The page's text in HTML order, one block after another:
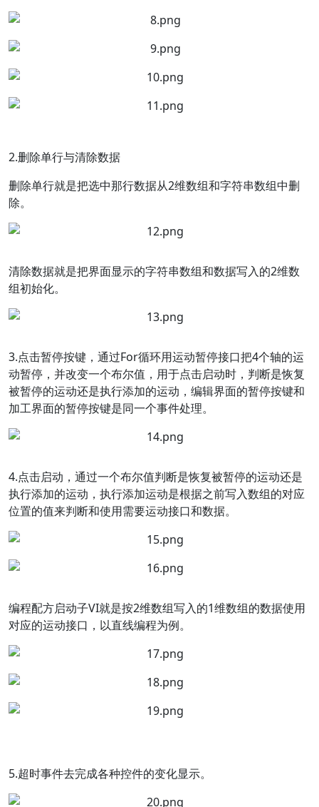
2.删除单行与清除数据
删除单行就是把选中那行数据从2维数组和字符串数组中删
除。
清除数据就是把界面显示的字符串数组和数据写入的2维数
组初始化。
3.点击暂停按键，通过For循环用运动暂停接口把4个轴的运
动暂停，并改变一个布尔值，用于点击启动时，判断是恢复
被暂停的运动还是执行添加的运动，编辑界面的暂停按键和
加工界面的暂停按键是同一个事件处理。
4.点击启动，通过一个布尔值判断是恢复被暂停的运动还是
执行添加的运动，执行添加运动是根据之前写入数组的对应
位置的值来判断和使用需要运动接口和数据。
编程配方启动子VI就是按2维数组写入的1维数组的数据使用
对应的运动接口，以直线编程为例。
5.超时事件去完成各种控件的变化显示。